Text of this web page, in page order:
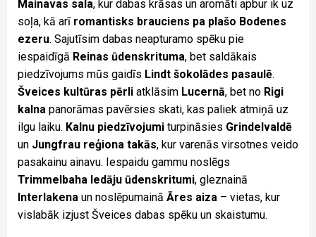
Mainavas sala, kur dabas krāsas un aromāti apbur ik uz
soļa, kā arī romantisks brauciens pa plašo Bodenes
ezeru. Sajutīsim dabas neapturamo spēku pie
iespaidīgā Reinas ūdenskrituma, bet saldākais
piedzīvojums mūs gaidīs Lindt šokolādes pasaulē.
Šveices kultūras pērli atklāsim Lucernā, bet no Rigi
kalna panorāmas pavērsies skati, kas paliek atmiņā uz
ilgu laiku. Kalnu piedzīvojumi turpināsies Grindelvaldē
un Jungfrau reģiona takās, kur varenās virsotnes veido
pasakainu ainavu. Iespaidu gammu noslēgs
Trimmelbaha ledāju ūdenskritumi, gleznainā
Interlakena un noslēpumainā Āres aiza – vietas, kur
vislabāk izjust Šveices dabas spēku un skaistumu.